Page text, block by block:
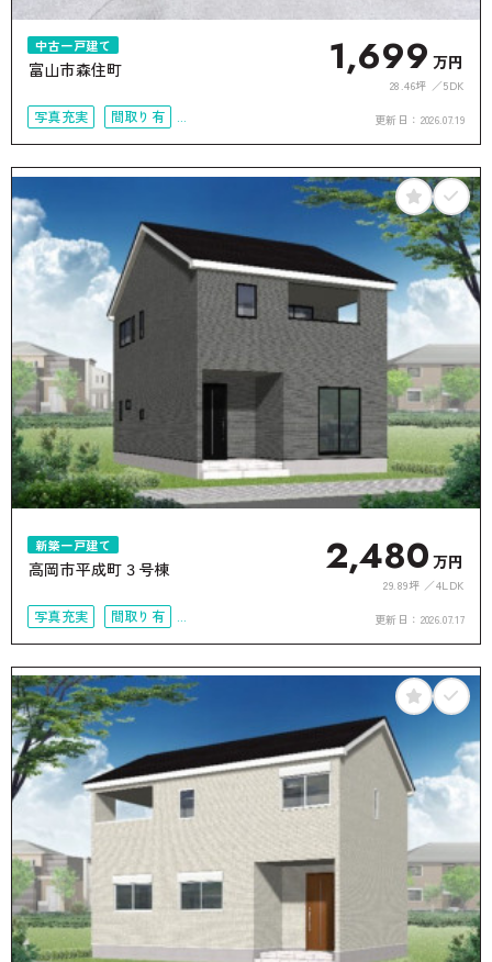
中古一戸建て
富山市森住町 1,699 万円
28.46坪 5DK
写真充実
間取り有
更新日： 2026.07.19
新築一戸建て
高岡市平成町３号棟 2,480 万円
29.89坪 4LDK
写真充実
間取り有
オール電化
更新日： 2026.07.17